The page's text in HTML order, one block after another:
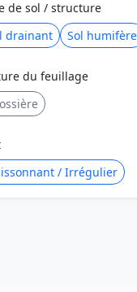
de sol / structure
drainant
Sol humifère
du feuillage
/ Irrégulier